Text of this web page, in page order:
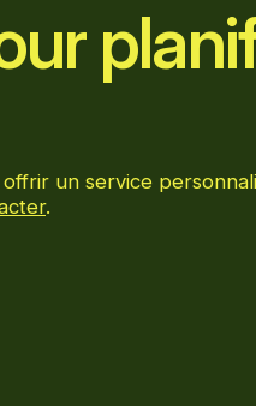
un service
.